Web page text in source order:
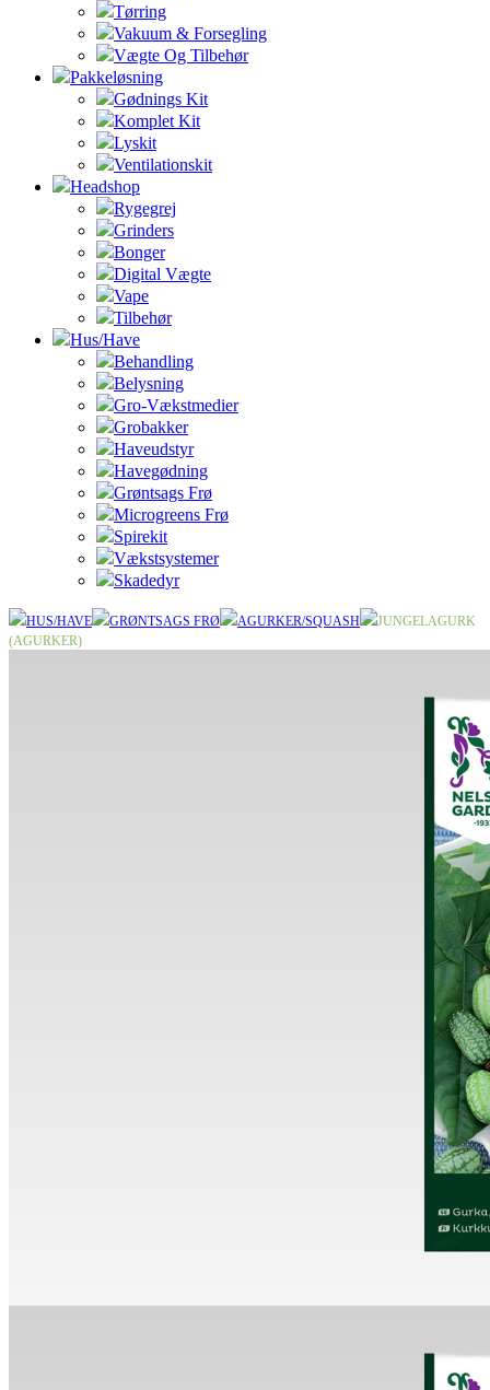
Tørring
Vakuum & Forsegling
Vægte Og Tilbehør
Pakkeløsning
Gødnings Kit
Komplet Kit
Lyskit
Ventilationskit
Headshop
Rygegrej
Grinders
Bonger
Digital Vægte
Vape
Tilbehør
Hus/Have
Behandling
Belysning
Gro-Vækstmedier
Grobakker
Haveudstyr
Havegødning
Grøntsags Frø
Microgreens Frø
Spirekit
Vækstsystemer
Skadedyr
HUS/HAVE GRØNTSAGS FRØ AGURKER/SQUASH
JUNGELAGURK
(AGURKER)